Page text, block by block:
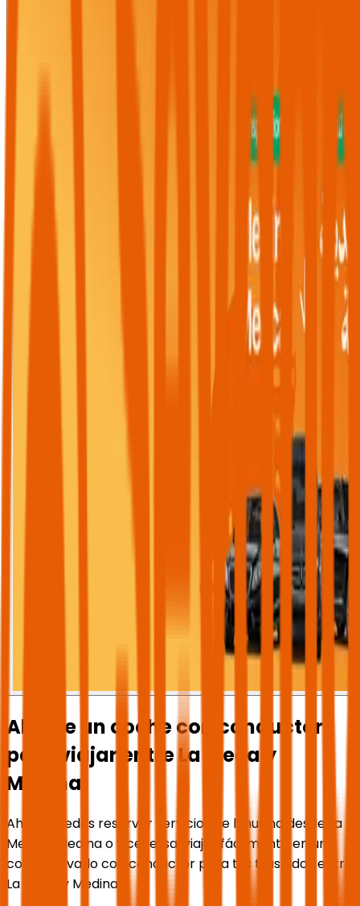
Alquile un coche con conductor
para viajar entre La Meca y
Medina
Ahora puedes reservar servicios de limusina desde La
Meca a Medina o viceversa, viajar fácilmente en un
coche privado con conductor para tus traslados entre
La Meca y Medina.